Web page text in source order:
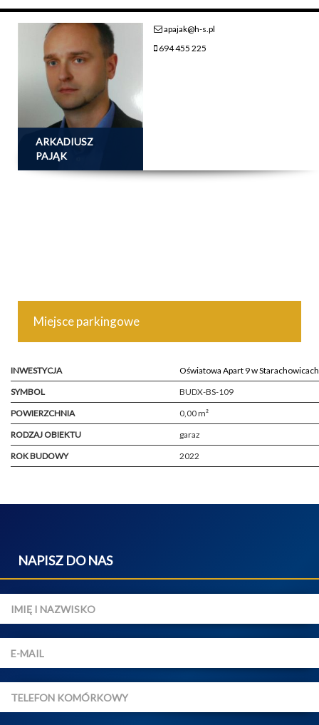
ARKADIUSZ
PAJĄK
apajak@h-s.pl
694 455 225
Miejsce parkingowe
INWESTYCJA
Oświatowa Apart 9 w Starachowicach
SYMBOL
BUDX-BS-109
POWIERZCHNIA
0,00 m²
RODZAJ OBIEKTU
garaz
ROK BUDOWY
2022
NAPISZ DO NAS